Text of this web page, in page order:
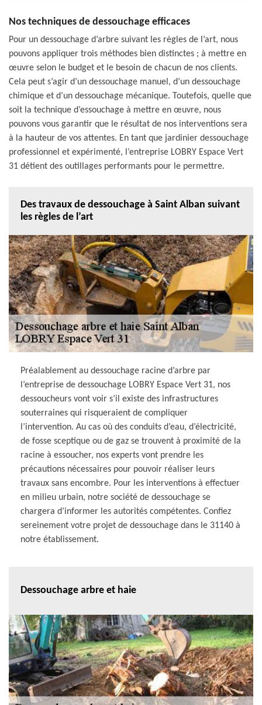
Nos techniques de dessouchage efficaces
Pour un dessouchage d’arbre suivant les règles de l’art, nous
pouvons appliquer trois méthodes bien distinctes ; à mettre en
œuvre selon le budget et le besoin de chacun de nos clients.
Cela peut s’agir d’un dessouchage manuel, d’un dessouchage
chimique et d’un dessouchage mécanique. Toutefois, quelle que
soit la technique d’essouchage à mettre en œuvre, nous
pouvons vous garantir que le résultat de nos interventions sera
à la hauteur de vos attentes. En tant que jardinier dessouchage
professionnel et expérimenté, l’entreprise LOBRY Espace Vert
31 détient des outillages performants pour le permettre.
Des travaux de dessouchage à Saint Alban suivant
les règles de l’art
Préalablement au dessouchage racine d’arbre par
l’entreprise de dessouchage LOBRY Espace Vert 31, nos
dessoucheurs vont voir s’il existe des infrastructures
souterraines qui risqueraient de compliquer
l’intervention. Au cas où des conduits d’eau, d’électricité,
de fosse sceptique ou de gaz se trouvent à proximité de la
racine à essoucher, nos experts vont prendre les
précautions nécessaires pour pouvoir réaliser leurs
travaux sans encombre. Pour les interventions à effectuer
en milieu urbain, notre société de dessouchage se
chargera d’informer les autorités compétentes. Confiez
sereinement votre projet de dessouchage dans le 31140 à
notre établissement.
Dessouchage arbre et haie